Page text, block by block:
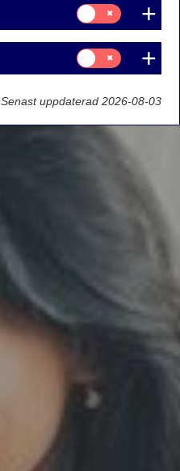
Samtycke
för:
Statistik
Samtycke
för:
Marknadsföring
Senast uppdaterad 2026-08-03